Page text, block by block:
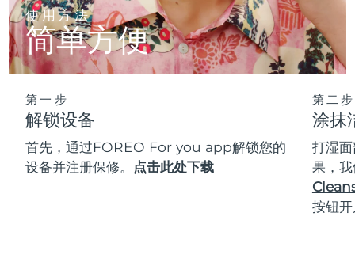
使用方法
简单方便
第一步
解锁设备
首先，通过FOREO For you app解锁您的
设备并注册保修。 点击此处下载
第二步
涂抹
打湿
果，
按钮